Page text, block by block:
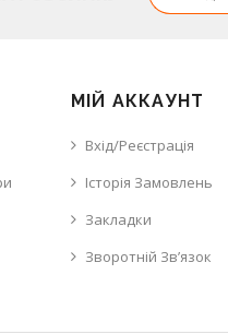
МІЙ АККАУНТ
Вхід/Реєстрація
Історія Замовлень
Закладки
Зворотній Зв’язок